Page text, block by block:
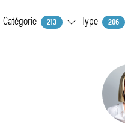
Catégorie 213 Type 206